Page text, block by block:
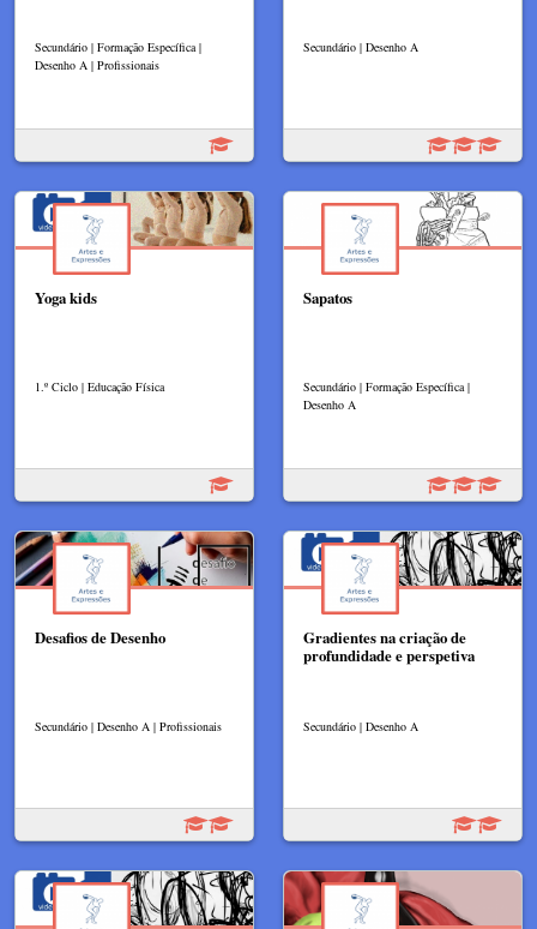
Secundário | Formação Específica |
Desenho A | Profissionais
Secundário | Desenho A
Yoga kids
1.º Ciclo | Educação Física
Sapatos
Secundário | Formação Específica |
Desenho A
Desafios de Desenho
Secundário | Desenho A | Profissionais
Gradientes na criação de
profundidade e perspetiva
Secundário | Desenho A